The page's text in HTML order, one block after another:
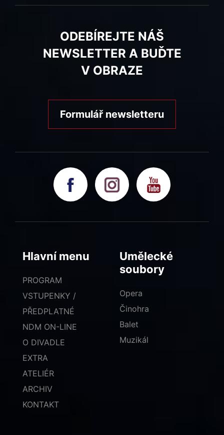
ODEBÍREJTE NÁŠ
NEWSLETTER A BUĎTE
V OBRAZE
Formulář newsletteru
Hlavní menu
PROGRAM
VSTUPENKY /
PŘEDPLATNÉ
NDM ON-LINE
O DIVADLE
EXTRA
ATELIÉR
ARCHIV
KONTAKT
Umělecké
soubory
Opera
Činohra
Balet
Muzikál